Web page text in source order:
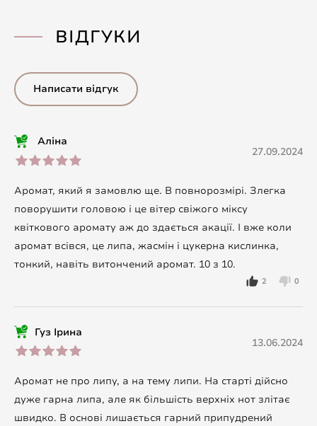
ВІДГУКИ
Написати відгук
Аліна
27.09.2024
Аромат, який я замовлю ще. В повнорозмірі. Злегка
поворушити головою і це вітер свіжого міксу
квіткового аромату аж до здається акації. І вже коли
аромат всівся, це липа, жасмін і цукерна кислинка,
тонкий, навіть витончений аромат. 10 з 10.
2 0
Гуз Ірина
13.06.2024
Аромат не про липу, а на тему липи. На старті дійсно
дуже гарна липа, але як більшість верхніх нот злітає
швидко. В основі лишається гарний припудрений